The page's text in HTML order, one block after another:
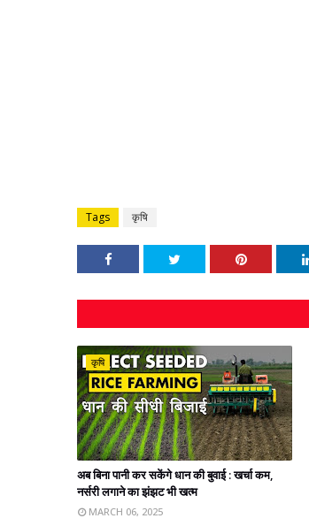
Tags कृषि
कृषि
अब बिना पानी कर सकेंगे धान की बुवाई : खर्चा कम,
नर्सरी लगाने का झंझट भी खत्‍म
MARCH 06, 2025